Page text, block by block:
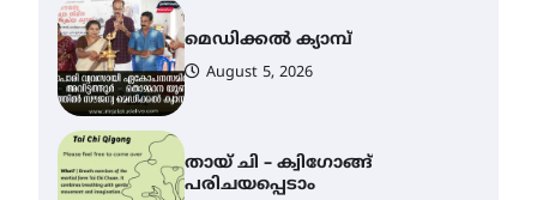
മെഡിക്കൽ ക്യാമ്പ്
August 5, 2026
തായ് ചി – ക്വിഗോങ്ങ്
പരിചയപ്പെടാം